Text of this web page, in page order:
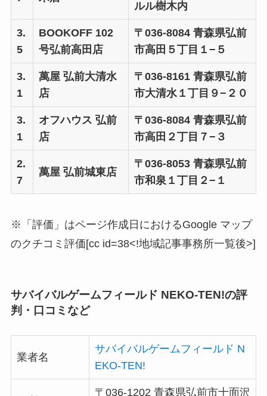
ルル樹木内
3.
5
BOOKOFF 102
号弘前高田店
〒036-8084 青森県弘前
市高田５丁目１−５
3.
1
萬屋 弘前大清水
店
〒036-8161 青森県弘前
市大清水１丁目９−２０
3.
1
オフハウス 弘前
店
〒036-8084 青森県弘前
市高田２丁目７−３
2.
7
萬屋 弘前城東店
〒036-8053 青森県弘前
市和泉１丁目２−１
※「評価」はページ作成日におけるGoogle マップ
のクチコミ評価[cc id=38<!地域記事事務所一覧後>]
サバイバルゲームフィールド NEKO-TEN!の評
判・口コミなど
業者名
サバイバルゲームフィールド N
EKO-TEN!
〒036-1202 青森県弘前市十面沢